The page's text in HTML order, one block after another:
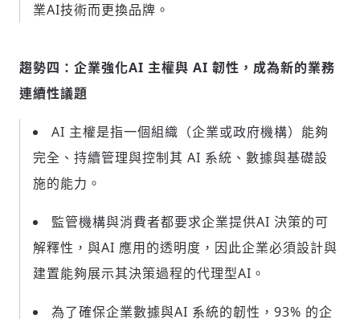
業AI技術而更換品牌。
趨勢四：企業強化AI 主權與 AI 韌性，成為新的業務
連續性議題
AI 主權是指一個組織（企業或政府機構）能夠
完全、持續管理與控制其 AI 系統、數據與基礎設
施的能力。
監管機構與消費者都要求企業提供AI 決策的可
解釋性，與AI 應用的透明度，因此企業必須設計與
建置能夠展示其決策過程的代理型AI。
為了確保企業數據與AI 系統的韌性，93% 的企